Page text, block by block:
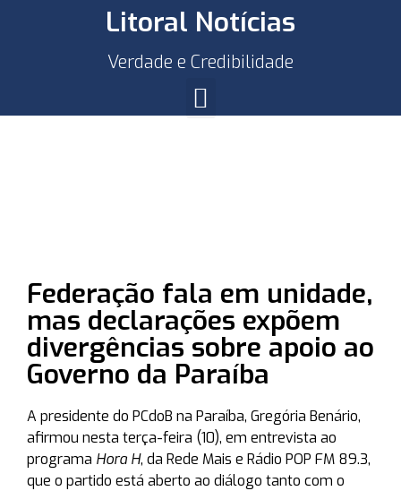
Litoral Notícias
Verdade e Credibilidade
Federação fala em unidade,
mas declarações expõem
divergências sobre apoio ao
Governo da Paraíba
A presidente do PCdoB na Paraíba, Gregória Benário,
afirmou nesta terça-feira (10), em entrevista ao
programa Hora H, da Rede Mais e Rádio POP FM 89.3,
que o partido está aberto ao diálogo tanto com o